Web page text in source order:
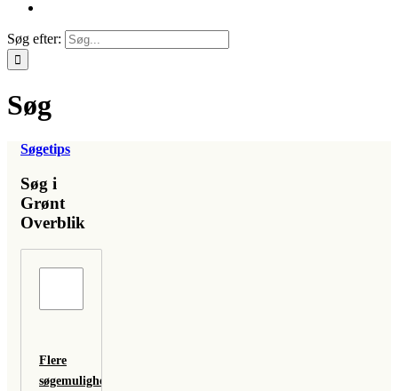
Søg efter:
Søg
Søgetips
Søg i
Grønt
Overblik
Flere
søgemuligheder